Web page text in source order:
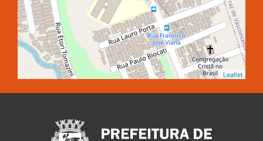
Leaflet